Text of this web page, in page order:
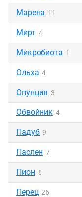
Марена 11
Мирт 4
Микробиота 1
Ольха 4
Опунция 3
Обвойник 4
Падуб 9
Паслен 7
Пион 8
Перец 26